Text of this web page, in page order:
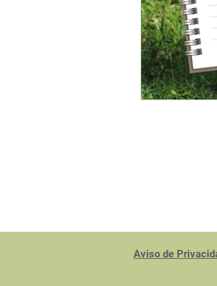
Aviso de